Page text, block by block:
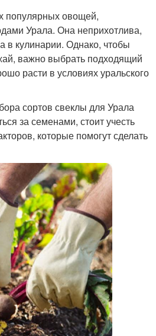
популярных овощей,
Урала. Она неприхотлива,
в кулинарии. Однако, чтобы
важно выбрать подходящий
расти в условиях уральского
сортов свеклы для Урала
за семенами, стоит учесть
которые помогут сделать